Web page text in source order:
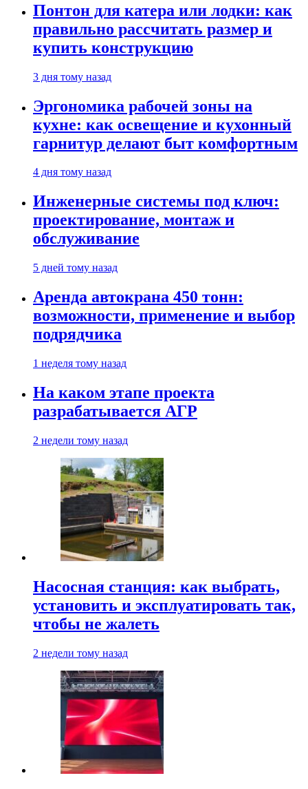
Понтон для катера или лодки: как
правильно рассчитать размер и
купить конструкцию
3 дня тому назад
Эргономика рабочей зоны на
кухне: как освещение и кухонный
гарнитур делают быт комфортным
4 дня тому назад
Инженерные системы под ключ:
проектирование, монтаж и
обслуживание
5 дней тому назад
Аренда автокрана 450 тонн:
возможности, применение и выбор
подрядчика
1 неделя тому назад
На каком этапе проекта
разрабатывается АГР
2 недели тому назад
Насосная станция: как выбрать,
установить и эксплуатировать так,
чтобы не жалеть
2 недели тому назад